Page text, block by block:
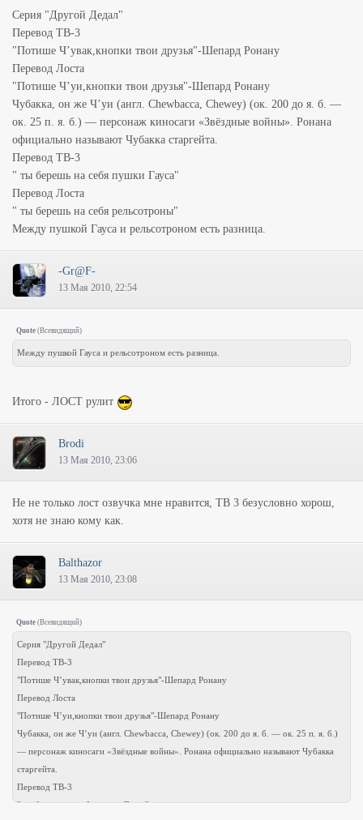
Серия "Другой Дедал"
Перевод ТВ-3
"Потише Ч’увак,кнопки твои друзья"-Шепард Ронану
Перевод Лоста
"Потише Ч’уи,кнопки твои друзья"-Шепард Ронану
Чубакка, он же Ч’уи (англ. Chewbacca, Chewey) (ок. 200 до я. б. —
ок. 25 п. я. б.) — персонаж киносаги «Звёздные войны». Ронана
официально называют Чубакка старгейта.
Перевод ТВ-3
" ты берешь на себя пушки Гауса"
Перевод Лоста
" ты берешь на себя рельсотроны"
Между пушкой Гауса и рельсотроном есть разница.
-Gr@F-
13 Мая 2010, 22:54
Quote (Всевидящий)
Между пушкой Гауса и рельсотроном есть разница.
Итого - ЛОСТ рулит
Brodi
13 Мая 2010, 23:06
Не не только лост озвучка мне нравится, ТВ 3 безусловно хорош,
хотя не знаю кому как.
Balthazor
13 Мая 2010, 23:08
Quote (Всевидящий)
Серия "Другой Дедал"
Перевод ТВ-3
"Потише Ч’увак,кнопки твои друзья"-Шепард Ронану
Перевод Лоста
"Потише Ч’уи,кнопки твои друзья"-Шепард Ронану
Чубакка, он же Ч’уи (англ. Chewbacca, Chewey) (ок. 200 до я. б. — ок. 25 п. я. б.)
— персонаж киносаги «Звёздные войны». Ронана официально называют Чубакка
старгейта.
Перевод ТВ-3
" ты берешь на себя пушки Гауса"